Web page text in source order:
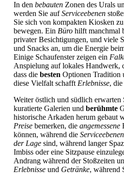
In den bebauten Zonen des Urals
werden Sie aufServiceebenen
Sie sich von kompakten Kiosken
bewegen. Ein Büro hilft manchmal
privater Besichtigungen, und viele
und Snacks an, um die Energie
Einige Schaufenster zeigen ein
Anspielung auf lokales Handwerk,
dass die besten Optionen Tradition
diese Vielfalt schafft Erlebnisse, die
Weiter östlich und südlich erwarten
kuratierte Galerien und berühmte
historische Arkaden herum gebaut
Preise bemerken, die angemessene
können, während die Serviceebenen
der Lage sind, während langer
Imbiss oder eine Sitzpause
Andrang während der Stoßzeiten
Erlebnisse und Getränke, während